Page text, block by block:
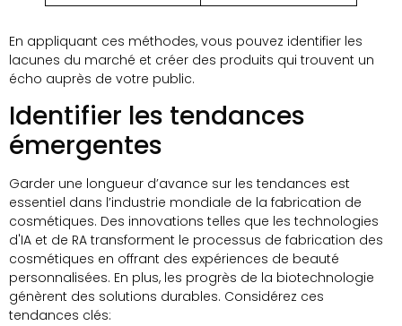
En appliquant ces méthodes, vous pouvez identifier les
lacunes du marché et créer des produits qui trouvent un
écho auprès de votre public.
Identifier les tendances
émergentes
Garder une longueur d’avance sur les tendances est
essentiel dans l’industrie mondiale de la fabrication de
cosmétiques. Des innovations telles que les technologies
d'IA et de RA transforment le processus de fabrication des
cosmétiques en offrant des expériences de beauté
personnalisées. En plus, les progrès de la biotechnologie
génèrent des solutions durables. Considérez ces
tendances clés: